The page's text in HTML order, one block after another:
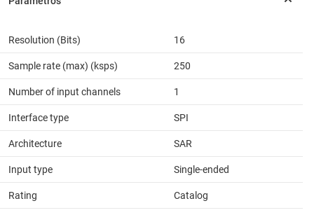
Resolution (Bits) 16
Sample rate (max) (ksps) 250
Number of input channels 1
Interface type SPI
Architecture SAR
Input type Single-ended
Rating Catalog